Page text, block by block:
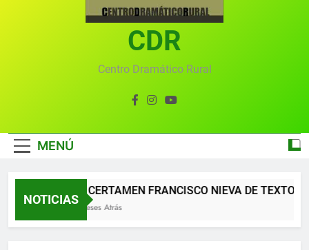
Textos seleccionados en el VI Certamen
Francisco Nieva de piezas breves teatrales
convocado por el Centro Dramático Rural de Mira
Gala anual virtual del Centro Dramático Rural de
CDR
Centro Dramático Rural
MENÚ
NOTICIAS
XII CERTAMEN FRANCISCO NIEVA DE TEXTOS
2 Meses Atrás